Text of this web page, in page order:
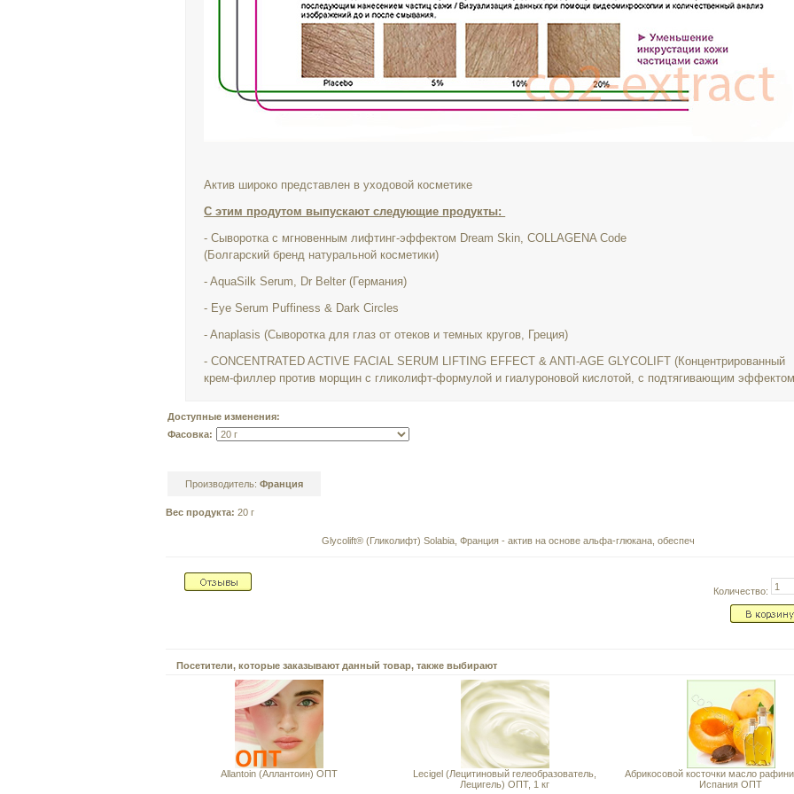
Актив широко представлен в уходовой косметике
С этим продутом выпускают следующие продукты:
- Сыворотка с мгновенным лифтинг-эффектом Dream Skin, COLLAGENA Code
(Болгарский бренд натуральной косметики)
- AquaSilk Serum, Dr Belter (Германия)
- Eye Serum Puffiness & Dark Circles
- Anaplasis (Сыворотка для глаз от отеков и темных кругов, Греция)
- CONCENTRATED ACTIVE FACIAL SERUM LIFTING EFFECT & ANTI-AGE GLYCOLIFT (Концентрированный
крем-филлер против морщин с гликолифт-формулой и гиалуроновой кислотой,с подтягивающим
Доступные изменения:
Фасовка:
Производитель:Франция
Вес продукта: 20 г
Glycolift® (Гликолифт) Solabia, Франция - актив на основе альфа-глюкана, обеспеч
Количество:
Посетители, которые заказывают данный товар, также выбирают
Allantoin (Аллантоин) ОПТ
Lecigel (Лецитиновый гелеобразователь,
Лецигель) ОПТ, 1 кг
Абрикосовой косточки масло
Испания ОПТ